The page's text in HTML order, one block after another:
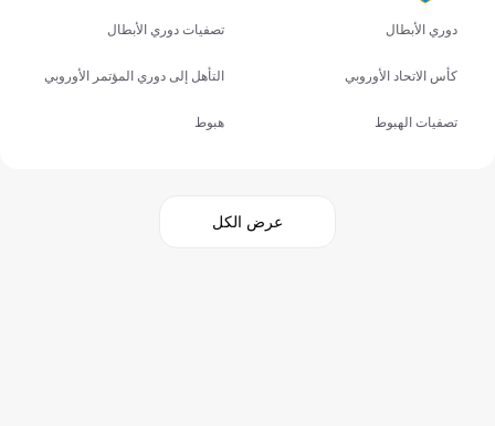
دوري الأبطال تصفيات دوري الأبطال
كأس الاتحاد الأوروبي التأهل إلى دوري المؤتمر الأوروبي
تصفيات الهبوط هبوط
عرض الكل